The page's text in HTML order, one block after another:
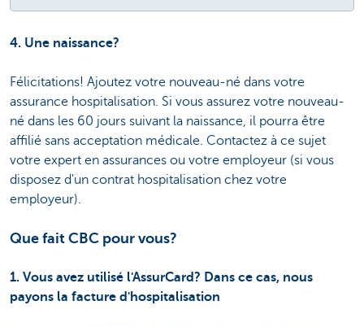
4. Une naissance?
Félicitations! Ajoutez votre nouveau-né dans votre
assurance hospitalisation. Si vous assurez votre nouveau-
né dans les 60 jours suivant la naissance, il pourra être
affilié sans acceptation médicale. Contactez à ce sujet
votre expert en assurances ou votre employeur (si vous
disposez d'un contrat hospitalisation chez votre
employeur).
Que fait CBC pour vous?
1. Vous avez utilisé l'AssurCard? Dans ce cas, nous
payons la facture d'hospitalisation